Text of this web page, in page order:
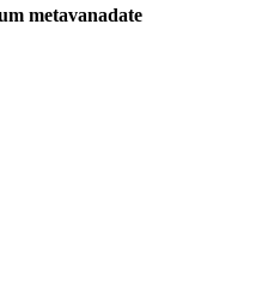
metavanadate